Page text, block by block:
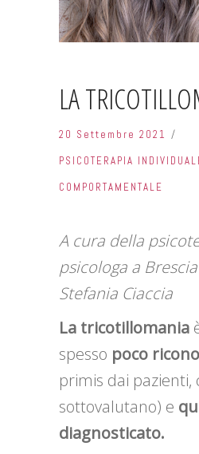
LA
20 Settembre 2021
PSICOTERAPIA
COMPORTAMENTALE
A cura della
psicologa a
Stefania Ciaccia
La tricotillomania
spesso poco
primis dai pazienti,
sottovalutano) e
diagnosticato.